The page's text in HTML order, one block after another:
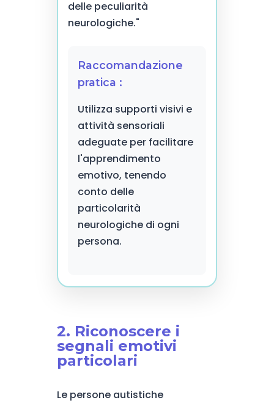
delle peculiarità
neurologiche."
Raccomandazione
pratica :
Utilizza supporti visivi e
attività sensoriali
adeguate per facilitare
l'apprendimento
emotivo, tenendo
conto delle
particolarità
neurologiche di ogni
persona.
2. Riconoscere i
segnali emotivi
particolari
Le persone autistiche